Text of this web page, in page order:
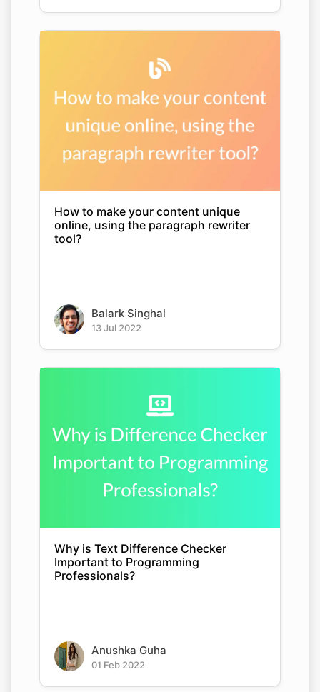
How to make your content unique
online, using the paragraph rewriter
tool?
Balark Singhal
13 Jul 2022
Why is Text Difference Checker
Important to Programming
Professionals?
Anushka Guha
01 Feb 2022